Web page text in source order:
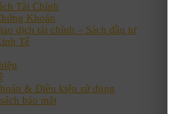
Tài Chính
Khoán
dịch tài chính – Sách đầu tư
Tế
& Điều kiện sử dụng
bảo mật